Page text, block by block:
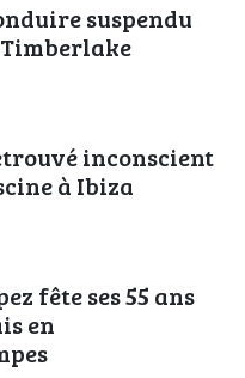
suspendu
inconscient
à Ibiza
fête ses 55 ans
en